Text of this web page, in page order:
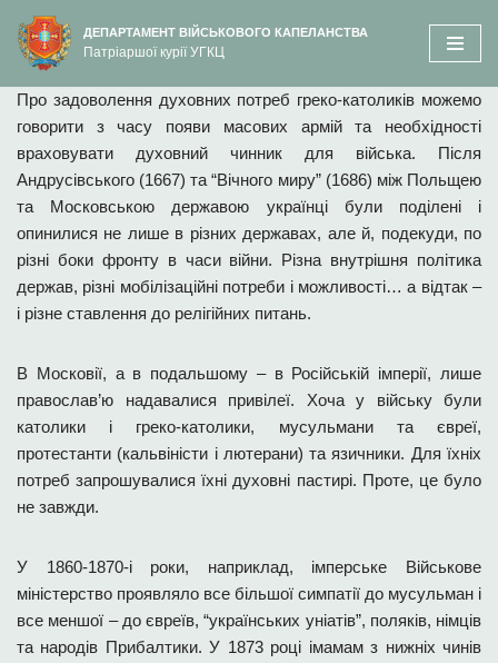
вмісту
Перейти
до
вмісту
ДЕПАРТАМЕНТ ВІЙСЬКОВОГО КАПЕЛАНСТВА
Патріаршої курії УГКЦ
Про задоволення духовних потреб греко-католиків можемо
говорити з часу появи масових армій та необхідності
враховувати духовний чинник для війська. Після
Андрусівського (1667) та “Вічного миру” (1686) між Польщею
та Московською державою українці були поділені і
опинилися не лише в різних державах, але й, подекуди, по
різні боки фронту в часи війни. Різна внутрішня політика
держав, різні мобілізаційні потреби і можливості… а відтак –
і різне ставлення до релігійних питань.
В Московії, а в подальшому – в Російській імперії, лише
православ’ю надавалися привілеї. Хоча у війську були
католики і греко-католики, мусульмани та євреї,
протестанти (кальвіністи і лютерани) та язичники. Для їхніх
потреб запрошувалися їхні духовні пастирі. Проте, це було
не завжди.
У 1860-1870-і роки, наприклад, імперське Військове
міністерство проявляло все більшої симпатії до мусульман і
все меншої – до євреїв, “українських уніатів”, поляків, німців
та народів Прибалтики. У 1873 році імамам з нижніх чинів